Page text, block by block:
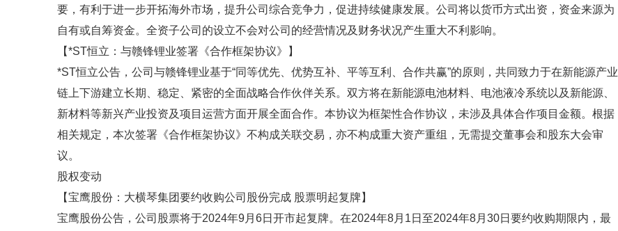
要，有利于进一步开拓海外市场，提升公司综合竞争力，促进持续健康发展。公司将以货币方式出资，资金来源为
自有或自筹资金。全资子公司的设立不会对公司的经营情况及财务状况产生重大不利影响。
【*ST恒立：与赣锋锂业签署《合作框架协议》】
*ST恒立公告，公司与赣锋锂业基于“同等优先、优势互补、平等互利、合作共赢”的原则，共同致力于在新能源产业
链上下游建立长期、稳定、紧密的全面战略合作伙伴关系。双方将在新能源电池材料、电池液冷系统以及新能源、
新材料等新兴产业投资及项目运营方面开展全面合作。本协议为框架性合作协议，未涉及具体合作项目金额。根据
相关规定，本次签署《合作框架协议》不构成关联交易，亦不构成重大资产重组，无需提交董事会和股东大会审
议。
股权变动
【宝鹰股份：大横琴集团要约收购公司股份完成 股票明起复牌】
宝鹰股份公告，公司股票将于2024年9月6日开市起复牌。在2024年8月1日至2024年8月30日要约收购期限内，最